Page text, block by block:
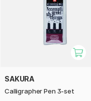
SAKURA
Calligrapher Pen 3-set